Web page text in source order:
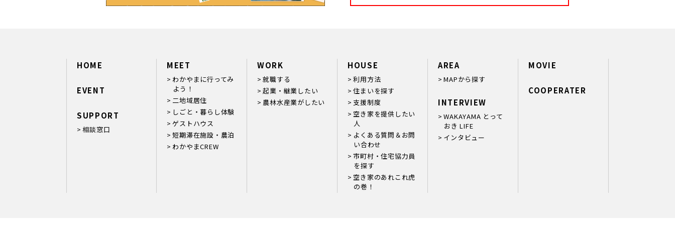
HOME
EVENT
SUPPORT
相談窓口
MEET
わかやまに行ってみ
よう！
二地域居住
しごと・暮らし体験
ゲストハウス
短期滞在施設・農泊
わかやまCREW
WORK
就職する
起業・継業したい
農林水産業がしたい
HOUSE
利用方法
住まいを探す
支援制度
空き家を提供したい
人
よくある質問＆お問
い合わせ
市町村・住宅協力員
を探す
空き家のあれこれ虎
の巻！
AREA
MAPから探す
INTERVIEW
WAKAYAMA とって
おき LIFE
インタビュー
MOVIE
COOPERATER